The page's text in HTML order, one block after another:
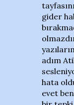
gider
adım
hata
evet